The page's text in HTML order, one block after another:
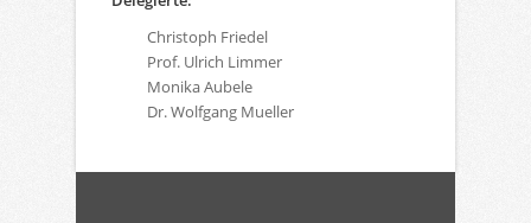
Christoph Friedel
Prof. Ulrich Limmer
Monika Aubele
Dr. Wolfgang Mueller